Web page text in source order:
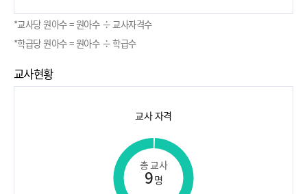
*교사당 원아수 = 원아수 ÷ 교사자격수
*학급당 원아수 = 원아수 ÷ 학급수
교사현황
교사 자격
총 교사
9명